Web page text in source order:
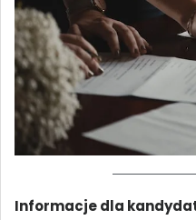
Informacje dla